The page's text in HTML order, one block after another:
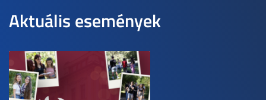
Aktuális események